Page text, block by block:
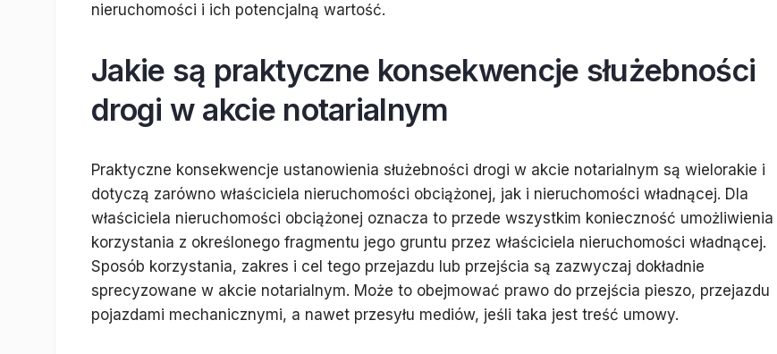
nieruchomości i ich potencjalną wartość.
Jakie są praktyczne konsekwencje służebności
drogi w akcie notarialnym
Praktyczne konsekwencje ustanowienia służebności drogi w akcie notarialnym są wielorakie i
dotyczą zarówno właściciela nieruchomości obciążonej, jak i nieruchomości władnącej. Dla
właściciela nieruchomości obciążonej oznacza to przede wszystkim konieczność umożliwienia
korzystania z określonego fragmentu jego gruntu przez właściciela nieruchomości władnącej.
Sposób korzystania, zakres i cel tego przejazdu lub przejścia są zazwyczaj dokładnie
sprecyzowane w akcie notarialnym. Może to obejmować prawo do przejścia pieszo, przejazdu
pojazdami mechanicznymi, a nawet przesyłu mediów, jeśli taka jest treść umowy.